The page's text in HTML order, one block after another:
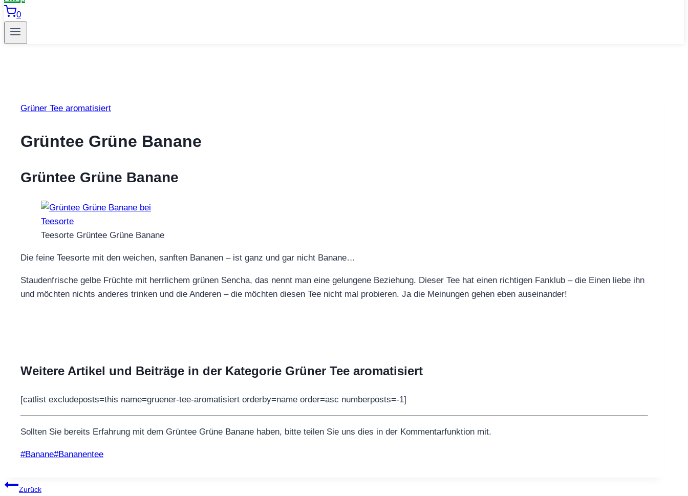
0
Grüner Tee aromatisiert
Grüntee Grüne Banane
Grüntee Grüne Banane
Teesorte Grüntee Grüne Banane
Die feine Teesorte mit den weichen, sanften Bananen – ist ganz und gar nicht Banane…
Staudenfrische gelbe Früchte mit herrlichem grünen Sencha, das nennt man eine gelungene Beziehung. Dieser Tee hat einen richtigen Fanklub – die Einen liebe ihn
und möchten nichts anderes trinken und die Anderen – die möchten diesen Tee nicht mal probieren. Ja die Meinungen gehen eben auseinander!
Weitere Artikel und Beiträge in der Kategorie Grüner Tee aromatisiert
[catlist excludeposts=this name=gruener-tee-aromatisiert orderby=name order=asc numberposts=-1]
Sollten Sie bereits Erfahrung mit dem Grüntee Grüne Banane haben, bitte teilen Sie uns dies in der Kommentarfunktion mit.
Schlagworte:
#Banane#Bananentee
Beitragsnavigation
Zurück